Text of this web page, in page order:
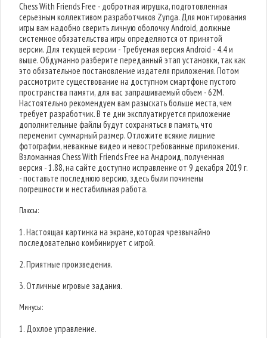
Chess With Friends Free - добротная игрушка, подготовленная
серьезным коллективом разработчиков Zynga. Для монтирования
игры вам надобно сверить личную оболочку Android, должные
системное обязательства игры определяются от принятой
версии. Для текущей версии - Требуемая версия Android - 4.4 и
выше. Обдуманно разберите переданный этап установки, так как
это обязательное постановление издателя приложения. Потом
рассмотрите существование на доступном смартфоне пустого
пространства памяти, для вас запрашиваемый объем - 62M.
Настоятельно рекомендуем вам разыскать больше места, чем
требует разработчик. В те дни эксплуатируется приложение
дополнительные файлы будут сохраняться в память, что
переменит суммарный размер. Отложите всякие лишние
фотографии, неважные видео и невостребованные приложения.
Взломанная Chess With Friends Free на Андроид, полученная
версия - 1.88, на сайте доступно исправление от 9 декабря 2019 г.
- поставьте последнюю версию, здесь были починены
погрешности и нестабильная работа.
Плюсы:
1. Настоящая картинка на экране, которая чрезвычайно
последовательно комбинирует с игрой.
2. Приятные произведения.
3. Отличные игровые задания.
Минусы:
1. Дохлое управление.